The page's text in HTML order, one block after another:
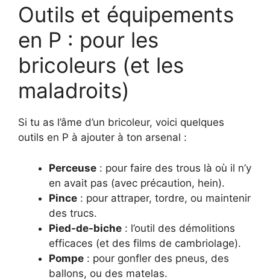
Outils et équipements
en P : pour les
bricoleurs (et les
maladroits)
Si tu as l’âme d’un bricoleur, voici quelques
outils en P à ajouter à ton arsenal :
Perceuse : pour faire des trous là où il n’y
en avait pas (avec précaution, hein).
Pince : pour attraper, tordre, ou maintenir
des trucs.
Pied-de-biche : l’outil des démolitions
efficaces (et des films de cambriolage).
Pompe : pour gonfler des pneus, des
ballons, ou des matelas.